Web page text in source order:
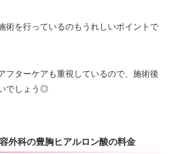
術を行っているのもうれしいポイントで
フターケアも重視しているので、施術後
でしょう◎
外科の豊胸ヒアルロン酸の料金